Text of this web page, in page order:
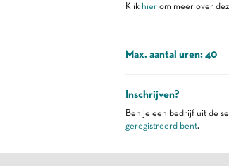
Klik hierom meer over
Max. aantal uren: 40
Inschrijven?
Ben je een bedrijf uit de
geregistreerd bent.